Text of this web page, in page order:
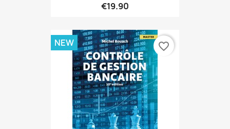
€19.90
NEW favorite_border